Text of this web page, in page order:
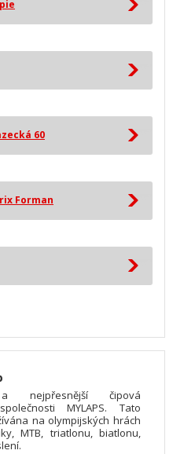
60
Forman
a nejpřesnější čipová
MYLAPS. Tato
na olympijských hrách
MTB, triatlonu, biatlonu,